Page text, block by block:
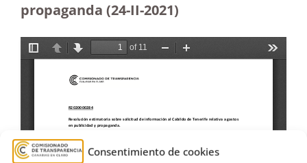
Consentimiento de cookies
propaganda (24-II-2021)